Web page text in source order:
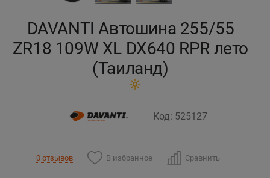
DAVANTI Автошина 255/55
ZR18 109W XL DX640 RPR лето
(Таиланд)
Код: 525127
0 отзывов В избранное Сравнить
Петропавловск
Семей
Уральск